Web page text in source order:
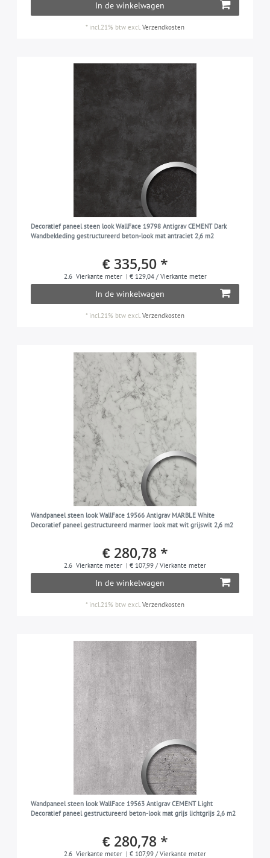
In de winkelwagen
* incl.21% btw excl.Verzendkosten
Decoratief paneel steen look WallFace 19798 Antigrav CEMENT Dark
Wandbekleding gestructureerd beton-look mat antraciet 2,6 m2
€ 335,50 *
2.6 Vierkante meter | € 129,04 / Vierkante meter
In de winkelwagen
* incl.21% btw excl.Verzendkosten
Wandpaneel steen look WallFace 19566 Antigrav MARBLE White
Decoratief paneel gestructureerd marmer look mat wit grijswit 2,6 m2
€ 280,78 *
2.6 Vierkante meter | € 107,99 / Vierkante meter
In de winkelwagen
* incl.21% btw excl. Verzendkosten
Wandpaneel steen look WallFace 19563 Antigrav CEMENT Light
Decoratief paneel gestructureerd beton-look mat grijs lichtgrijs 2,6 m2
€ 280,78 *
2.6 Vierkante meter | € 107,99 / Vierkante meter